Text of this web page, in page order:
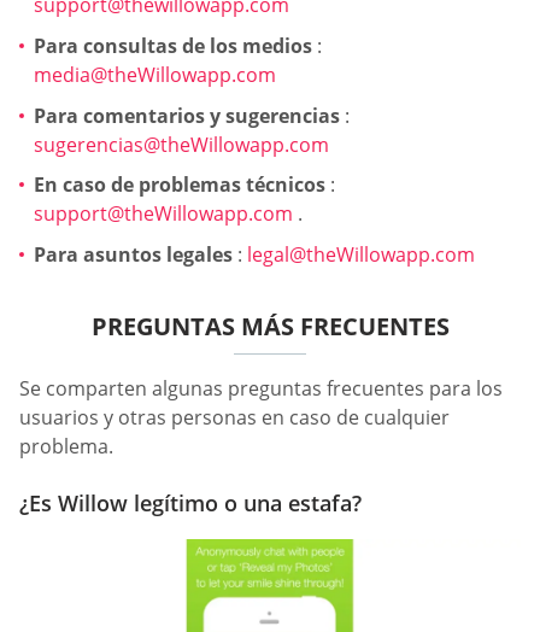
Para consultas de los medios :
media@theWillowapp.com
Para comentarios y sugerencias :
sugerencias@theWillowapp.com
En caso de problemas técnicos :
support@theWillowapp.com .
Para asuntos legales : legal@theWillowapp.com
PREGUNTAS MÁS FRECUENTES
Se comparten algunas preguntas frecuentes para los
usuarios y otras personas en caso de cualquier
problema.
¿Es Willow legítimo o una estafa?